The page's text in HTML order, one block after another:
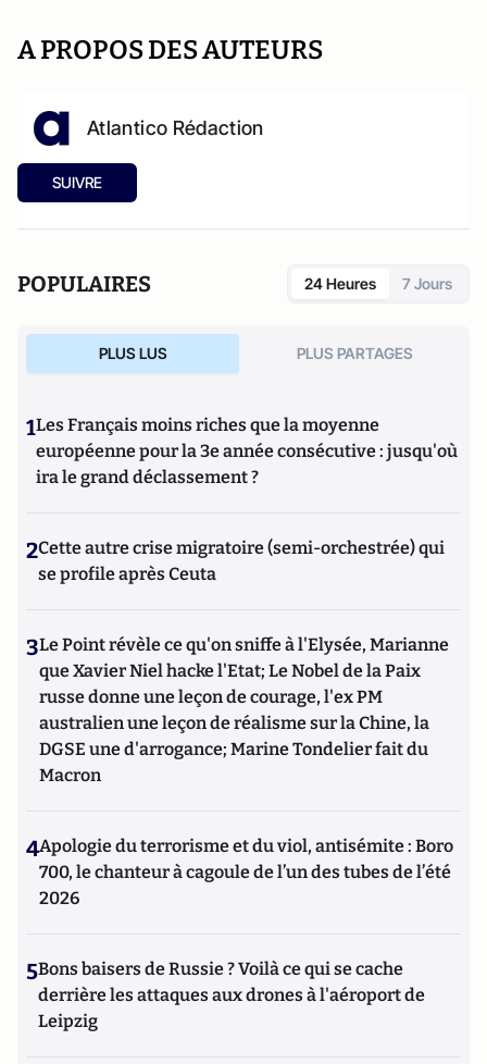
A PROPOS DES AUTEURS
Atlantico Rédaction
SUIVRE
POPULAIRES 24 Heures 7 Jours
PLUS LUS PLUS PARTAGES
1Les Français moins riches que la moyenne
européenne pour la 3e année consécutive : jusqu'où
ira le grand déclassement ?
2Cette autre crise migratoire (semi-orchestrée) qui
se profile après Ceuta
3Le Point révèle ce qu'on sniffe à l'Elysée, Marianne
que Xavier Niel hacke l'Etat; Le Nobel de la Paix
russe donne une leçon de courage, l'ex PM
australien une leçon de réalisme sur la Chine, la
DGSE une d'arrogance; Marine Tondelier fait du
Macron
4Apologie du terrorisme et du viol, antisémite : Boro
700, le chanteur à cagoule de l’un des tubes de l’été
2026
5Bons baisers de Russie ? Voilà ce qui se cache
derrière les attaques aux drones à l'aéroport de
Leipzig